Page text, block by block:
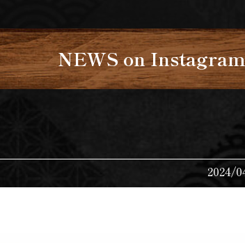
NEWS on Instagram
2024/